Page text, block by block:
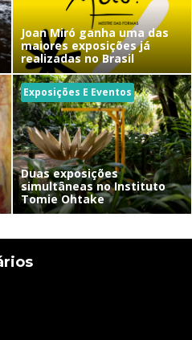
Joan Miró ganha uma das
maiores exposições já
realizadas no Brasil
Exposições E Eventos
Duas exposições
simultâneas no Instituto
Tomie Ohtake